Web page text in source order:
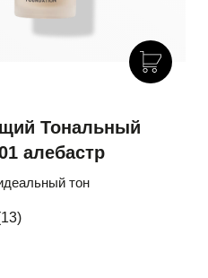
Тональный
алебастр
тон